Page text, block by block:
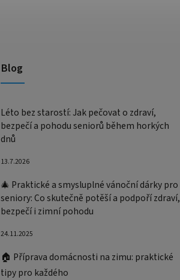
Blog
Léto bez starostí: Jak pečovat o zdraví,
bezpečí a pohodu seniorů během horkých
dnů
13.7.2026
🎄 Praktické a smysluplné vánoční dárky pro
seniory: Co skutečně potěší a podpoří zdraví,
bezpečí i zimní pohodu
24.11.2025
🏠 Příprava domácnosti na zimu: praktické
tipy pro každého